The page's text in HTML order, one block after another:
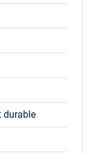
durable